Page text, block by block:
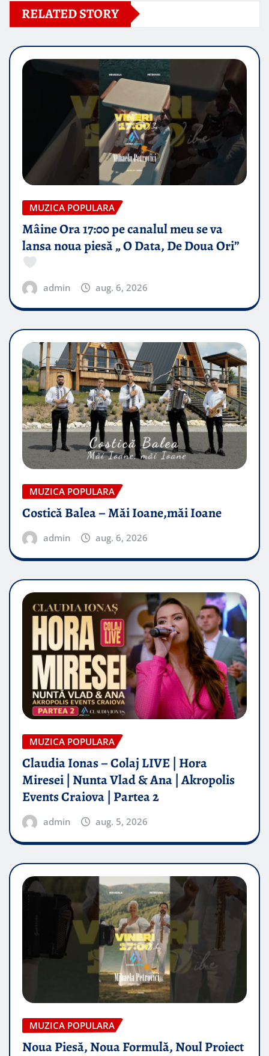
RELATED STORY
MUZICA POPULARA
Mâine Ora 17:00 pe canalul meu se va
lansa noua piesă „ O Data, De Doua Ori”
admin aug. 6, 2026
MUZICA POPULARA
Costică Balea – Măi Ioane,măi Ioane
admin aug. 6, 2026
MUZICA POPULARA
Claudia Ionas – Colaj LIVE | Hora
Miresei | Nunta Vlad & Ana | Akropolis
Events Craiova | Partea 2
admin aug. 5, 2026
MUZICA POPULARA
Noua Piesă, Noua Formulă, Noul Proiect